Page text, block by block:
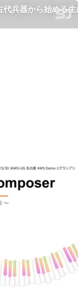
兵器から始める生